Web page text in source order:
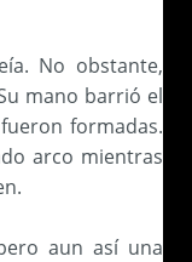
No obstante,
mano barrió el
formadas.
arco mientras
aun así una